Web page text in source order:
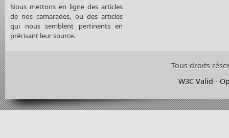
Nous mettons en ligne des articles
de nos camarades, ou des articles
qui nous semblent pertinents en
précisant leur source.
Tous droits
W3C Valid -